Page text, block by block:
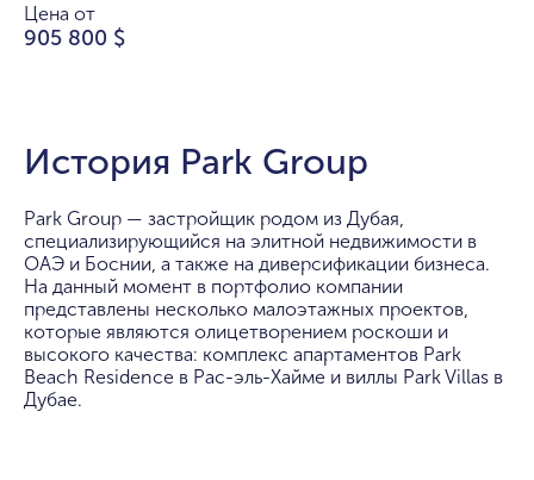
Цена от
905 800 $
История Park Group
Park Group — застройщик родом из Дубая,
специализирующийся на элитной недвижимости в
ОАЭ и Боснии, а также на диверсификации бизнеса.
На данный момент в портфолио компании
представлены несколько малоэтажных проектов,
которые являются олицетворением роскоши и
высокого качества: комплекс апартаментов Park
Beach Residence в Рас-эль-Хайме и виллы Park Villas в
Дубае.